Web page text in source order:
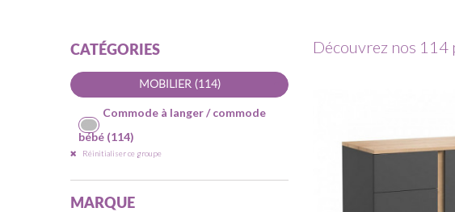
CATÉGORIES
MOBILIER (114)
Commode à langer / commode
bébé (114)
Réinitialiser ce groupe
MARQUE
Découvrez nos 114